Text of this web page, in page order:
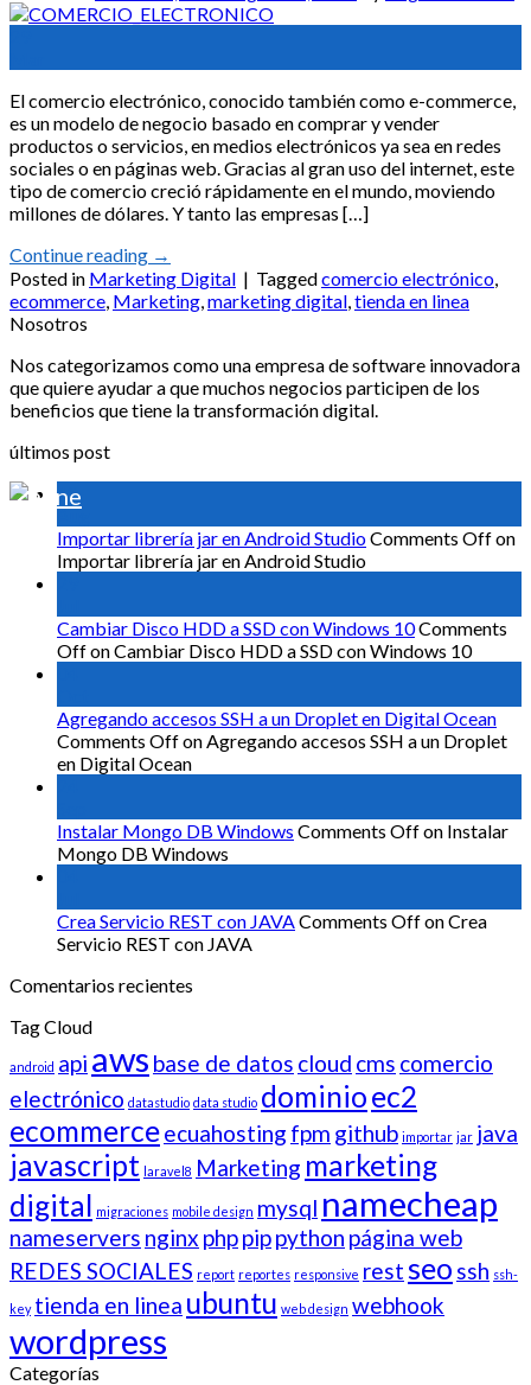
El comercio electrónico, conocido también como e-commerce,
es un modelo de negocio basado en comprar y vender
productos o servicios, en medios electrónicos ya sea en redes
sociales o en páginas web. Gracias al gran uso del internet, este
tipo de comercio creció rápidamente en el mundo, moviendo
millones de dólares. Y tanto las empresas […]
Continue reading →
Posted in Marketing Digital | Taggedcomercio electrónico,
ecommerce, Marketing,marketing digital,tienda en linea
Nosotros
Nos categorizamos como una empresa de software innovadora
que quiere ayudar a que muchos negocios participen de los
beneficios que tiene la transformación digital.
últimos post
18
Aug
Importar librería jar en Android StudioComments Offon
Importar librería jar en Android Studio
Cambiar Disco HDD a SSD con Windows 10Comments
Offon Cambiar Disco HDD a SSD con Windows 10
Agregando accesos SSH a un Droplet en Digital Ocean
Comments Offon Agregando accesos SSH a un Droplet
en Digital Ocean
Instalar Mongo DB Windows Comments Offon Instalar
Mongo DB Windows
Crea Servicio REST con JAVAComments Offon Crea
Servicio REST con JAVA
Comentarios recientes
Tag Cloud
android api aws base de datos cloud cms comercio
electrónico datastudio data studio dominioec2
ecommerceecuahosting fpm github importar jar java
javascript laravel8 Marketing marketing
digital migraciones mobile design mysql namecheap
nameservers nginx phppippython página web
REDES SOCIALES report reportes responsive restseo ssh ssh-
key tienda en linea ubuntu web design webhook
wordpress
Categorías